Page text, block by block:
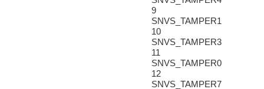
9
SNVS_TAMPER1
10
SNVS_TAMPER3
11
SNVS_TAMPER0
12
SNVS_TAMPER7